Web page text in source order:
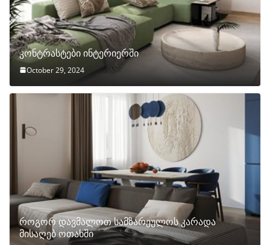
კონტრასტები ინტერიერში
October 29, 2024
როგორ დავმალოთ სამზარეულოს კარადა
მისაღებ ოთახში